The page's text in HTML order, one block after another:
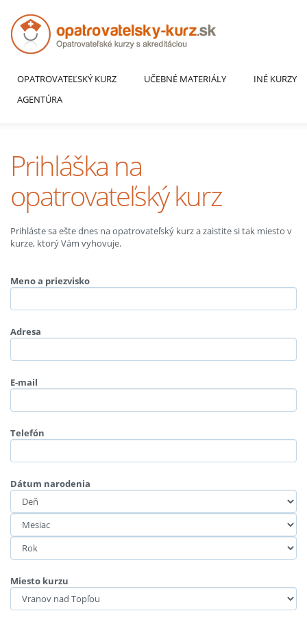
OPATROVATEĽSKÝ KURZ UČEBNÉ MATERIÁLY
INÉ KURZY
AGENTÚRA
Prihláška na
opatrovateľský kurz
Prihláste sa ešte dnes na opatrovateľský kurz a zaistite si tak miesto v
kurze, ktorý Vám vyhovuje.
Meno a priezvisko
Adresa
E-mail
Telefón
Dátum narodenia
Miesto kurzu